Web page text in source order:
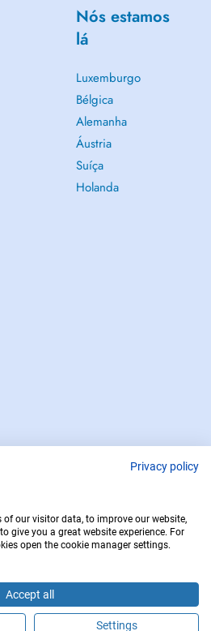
Nós estamos
lá
Luxemburgo
Bélgica
Alemanha
Áustria
Suíça
Holanda
CONTACTE : 112
Privacy policy
our visitor data, to improve our website,
give you a great website experience. For
open the cookie manager settings.
Accept all
Settings